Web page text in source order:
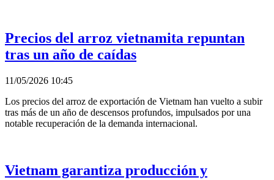
Precios del arroz vietnamita repuntan
tras un año de caídas
11/05/2026 10:45
Los precios del arroz de exportación de Vietnam han vuelto a subir
tras más de un año de descensos profundos, impulsados por una
notable recuperación de la demanda internacional.
Vietnam garantiza producción y